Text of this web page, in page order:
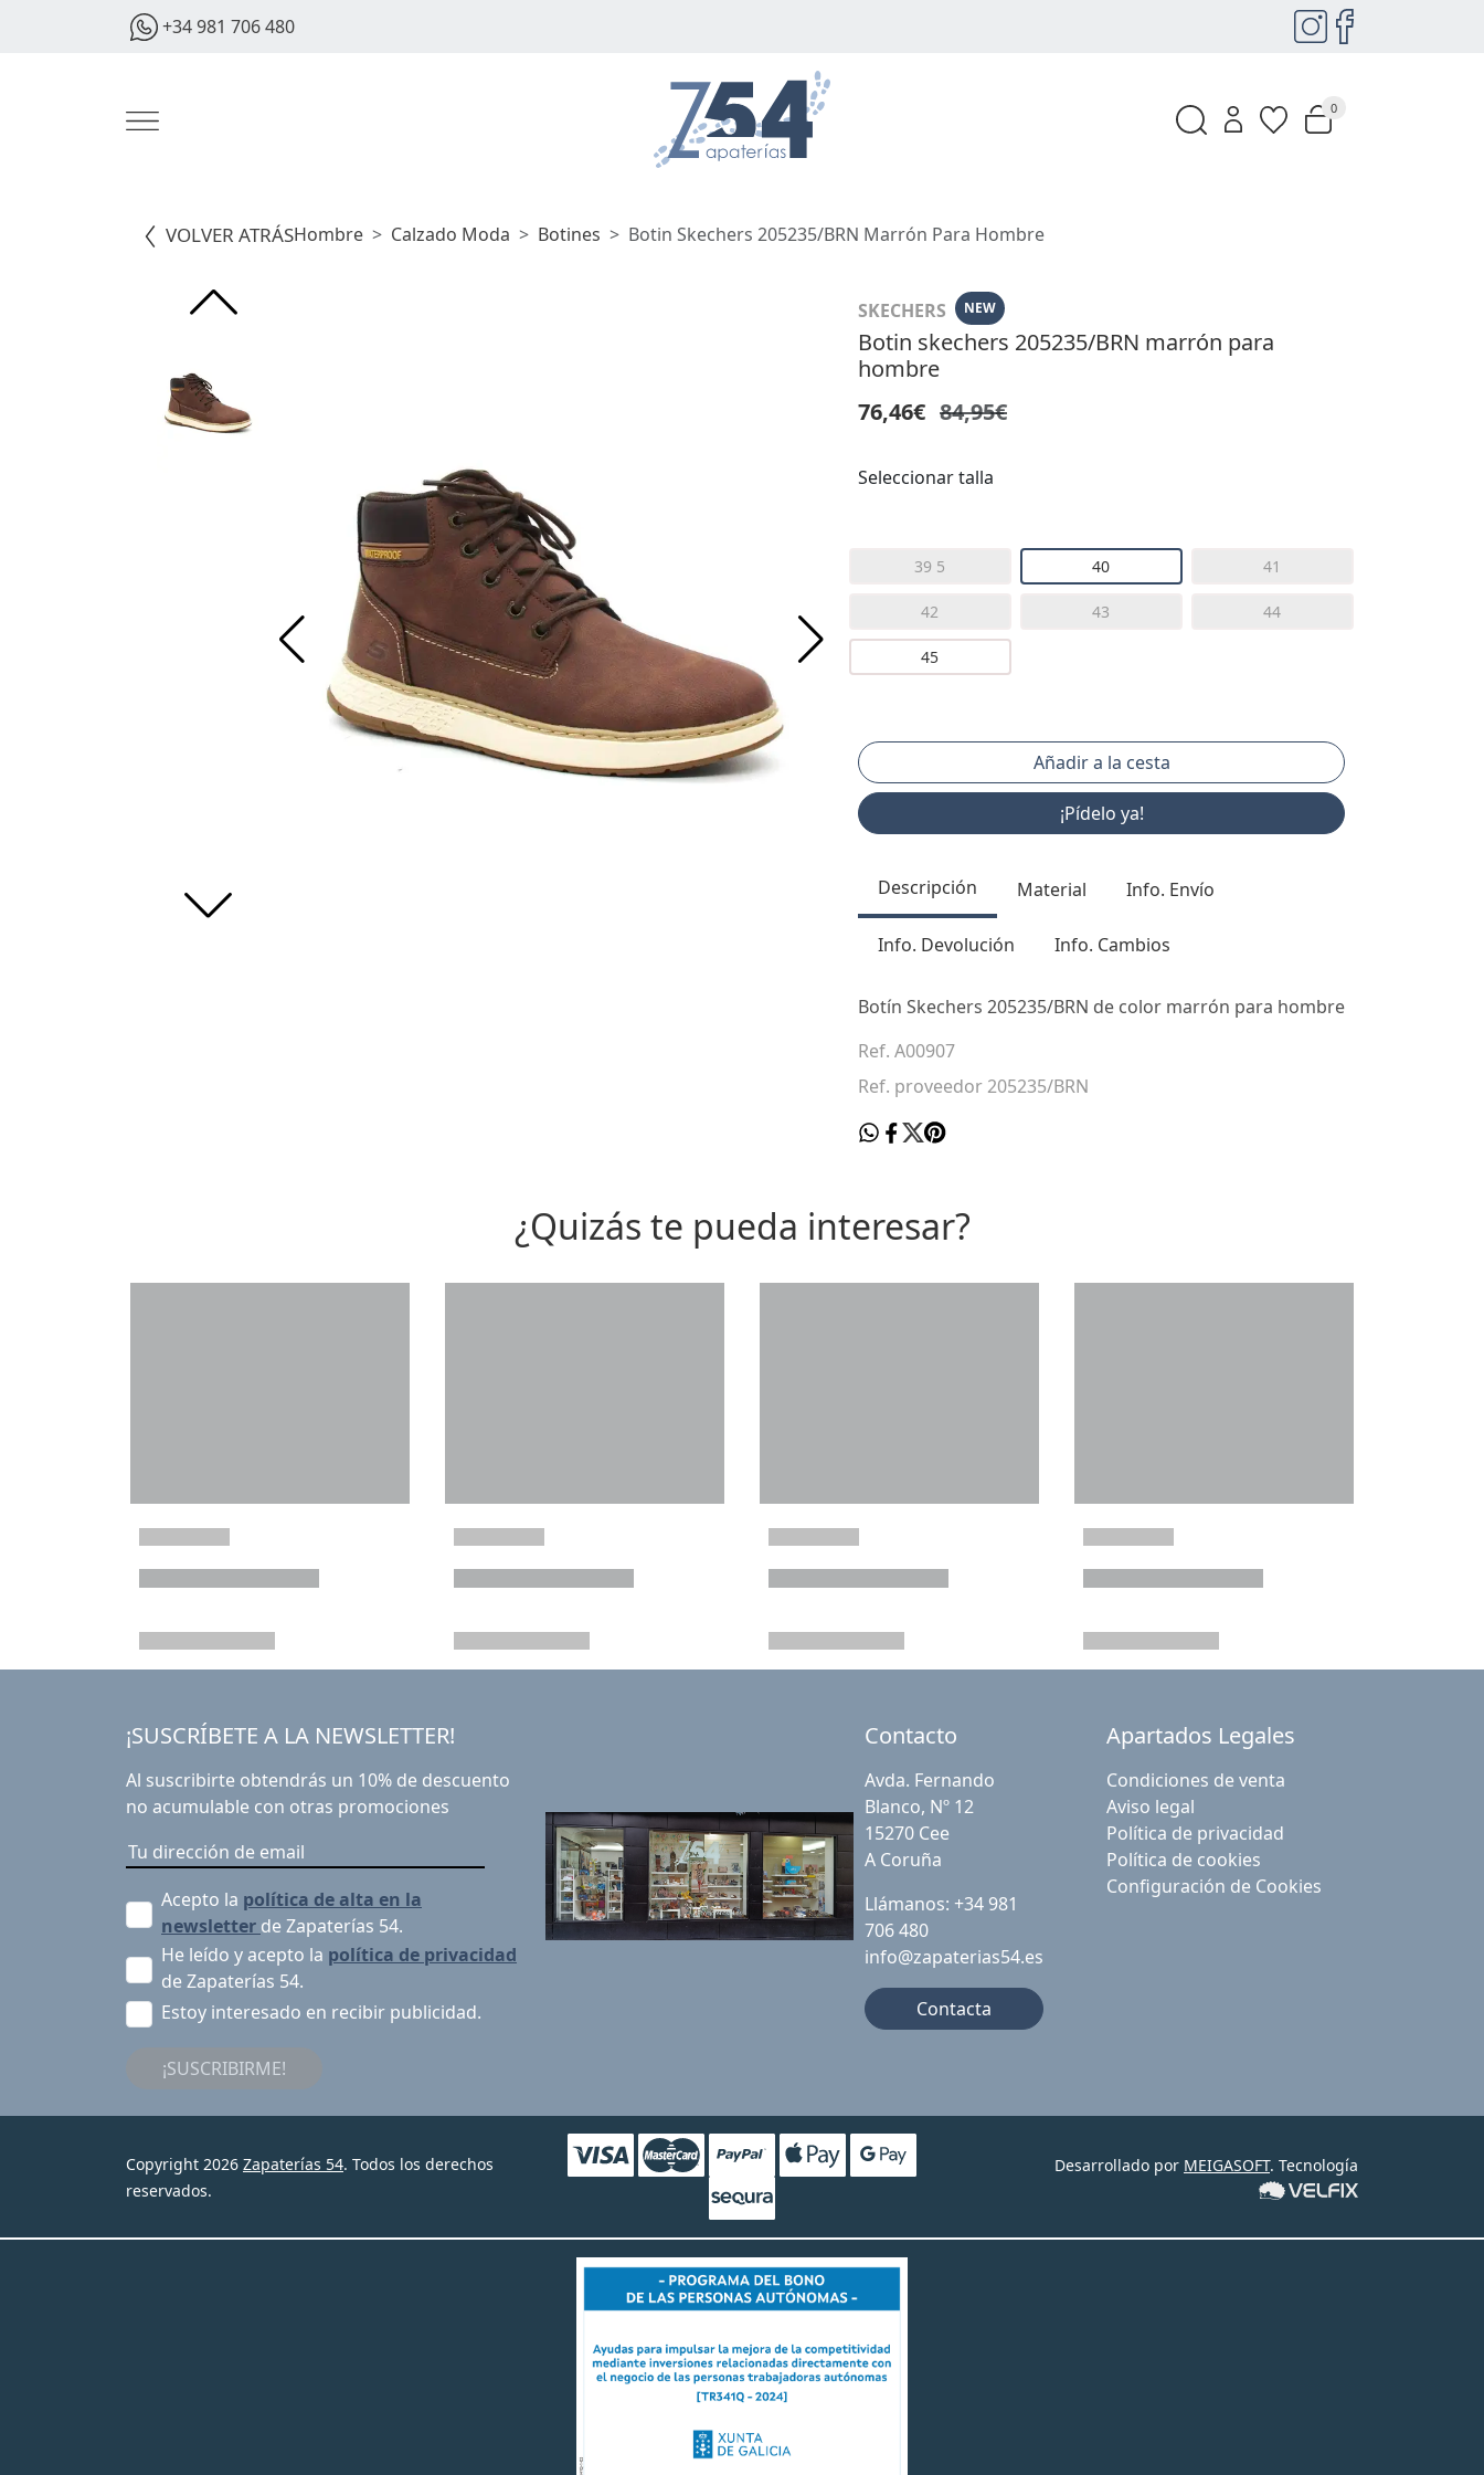
+34 981 706 480
0
VOLVER ATRÁSHombre Calzado Moda Botines Botin Skechers 205235/BRN Marrón Para Hombre
SKECHERS NEW
Botin skechers 205235/BRN marrón para
hombre
76,46€ 84,95€
Seleccionar talla
39 5 40 41
42 43 44
45
¡Pídelo ya!
Descripción Material Info. Envío
Info. Devolución Info. Cambios
Botín Skechers 205235/BRN de color marrón para hombre
Ref. A00907
Ref. proveedor 205235/BRN
¿Quizás te pueda interesar?
¡SUSCRÍBETE A LA NEWSLETTER!
Al suscribirte obtendrás un 10% de descuento
no acumulable con otras promociones
Acepto la política de alta en la
newsletter de Zapaterías 54.
He leído y acepto la política de privacidad
de Zapaterías 54.
Estoy interesado en recibir publicidad.
¡SUSCRIBIRME!
Contacto
Avda. Fernando
Blanco, Nº 12
15270 Cee
A Coruña
Llámanos: +34 981
706 480
info@zapaterias54.es
Contacta
Apartados Legales
Condiciones de venta
Aviso legal
Política de privacidad
Política de cookies
Configuración de Cookies
Copyright 2026 Zapaterías 54. Todos los derechos
reservados.
Desarrollado por MEIGASOFT. Tecnología